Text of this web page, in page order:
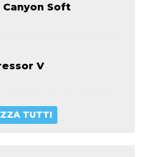
Canyon Soft
V
TUTTI